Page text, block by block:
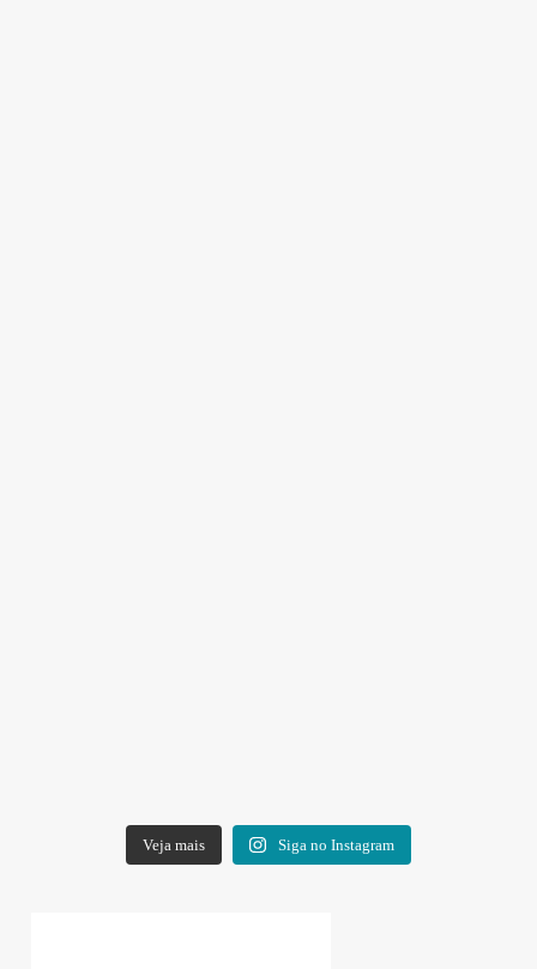
Veja mais Siga no Instagram